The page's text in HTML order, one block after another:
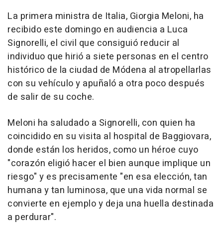
La primera ministra de Italia, Giorgia Meloni, ha
recibido este domingo en audiencia a Luca
Signorelli, el civil que consiguió reducir al
individuo que hirió a siete personas en el centro
histórico de la ciudad de Módena al atropellarlas
con su vehículo y apuñaló a otra poco después
de salir de su coche.
Meloni ha saludado a Signorelli, con quien ha
coincidido en su visita al hospital de Baggiovara,
donde están los heridos, como un héroe cuyo
"corazón eligió hacer el bien aunque implique un
riesgo" y es precisamente "en esa elección, tan
humana y tan luminosa, que una vida normal se
convierte en ejemplo y deja una huella destinada
a perdurar".